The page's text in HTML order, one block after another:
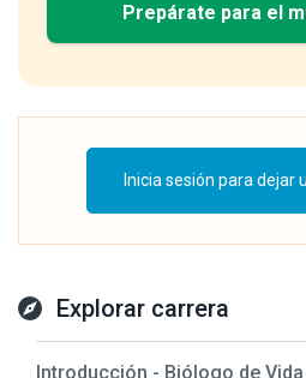
Prepárate para el
Inicia sesión para dejar
Explorar carrera
Introducción - Biólogo de